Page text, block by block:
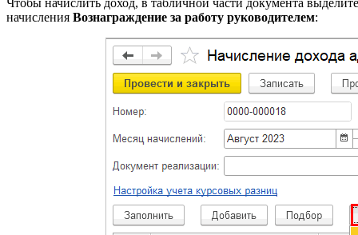
начисления Вознаграждение за работу руководителем: